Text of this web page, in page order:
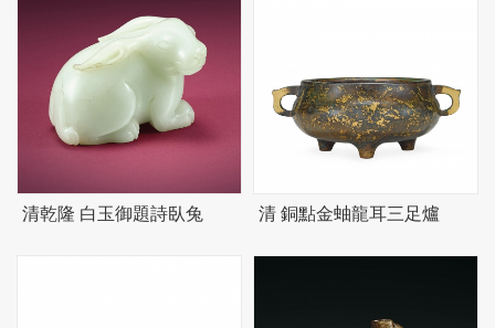
清乾隆 白玉御題詩臥兔 清 銅點金蚰龍耳三足爐